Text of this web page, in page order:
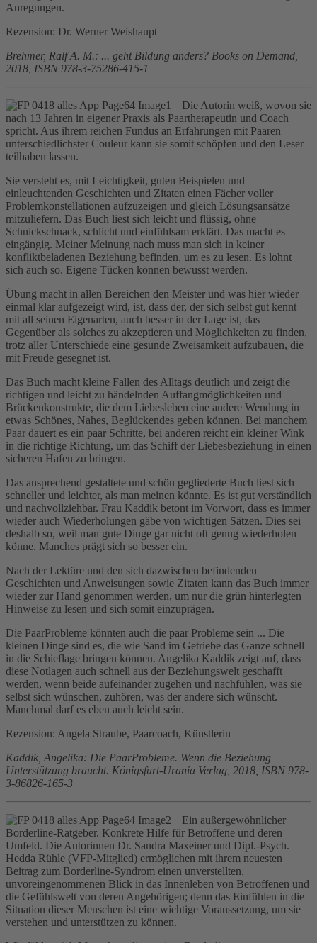
Anregungen.
Rezension: Dr. Werner Weishaupt
Brehmer, Ralf A. M.: ... geht Bildung anders? Books on Demand,
2018, ISBN 978-3-75286-415-1
Die Autorin weiß, wovon sie
nach 13 Jahren in eigener Praxis als Paartherapeutin und Coach
spricht. Aus ihrem reichen Fundus an Erfahrungen mit Paaren
unterschiedlichster Couleur kann sie somit schöpfen und den Leser
teilhaben lassen.
Sie versteht es, mit Leichtigkeit, guten Beispielen und
einleuchtenden Geschichten und Zitaten einen Fächer voller
Problemkonstellationen aufzuzeigen und gleich Lösungsansätze
mitzuliefern. Das Buch liest sich leicht und flüssig, ohne
Schnickschnack, schlicht und einfühlsam erklärt. Das macht es
eingängig. Meiner Meinung nach muss man sich in keiner
konfliktbeladenen Beziehung befinden, um es zu lesen. Es lohnt
sich auch so. Eigene Tücken können bewusst werden.
Übung macht in allen Bereichen den Meister und was hier wieder
einmal klar aufgezeigt wird, ist, dass der, der sich selbst gut kennt
mit all seinen Eigenarten, auch besser in der Lage ist, das
Gegenüber als solches zu akzeptieren und Möglichkeiten zu finden,
trotz aller Unterschiede eine gesunde Zweisamkeit aufzubauen, die
mit Freude gesegnet ist.
Das Buch macht kleine Fallen des Alltags deutlich und zeigt die
richtigen und leicht zu händelnden Auffangmöglichkeiten und
Brückenkonstrukte, die dem Liebesleben eine andere Wendung in
etwas Schönes, Nahes, Beglückendes geben können. Bei manchem
Paar dauert es ein paar Schritte, bei anderen reicht ein kleiner Wink
in die richtige Richtung, um das Schiff der Liebesbeziehung in einen
sicheren Hafen zu bringen.
Das ansprechend gestaltete und schön gegliederte Buch liest sich
schneller und leichter, als man meinen könnte. Es ist gut verständlich
und nachvollziehbar. Frau Kaddik betont im Vorwort, dass es immer
wieder auch Wiederholungen gäbe von wichtigen Sätzen. Dies sei
deshalb so, weil man gute Dinge gar nicht oft genug wiederholen
könne. Manches prägt sich so besser ein.
Nach der Lektüre und den sich dazwischen befindenden
Geschichten und Anweisungen sowie Zitaten kann das Buch immer
wieder zur Hand genommen werden, um nur die grün hinterlegten
Hinweise zu lesen und sich somit einzuprägen.
Die PaarProbleme könnten auch die paar Probleme sein ... Die
kleinen Dinge sind es, die wie Sand im Getriebe das Ganze schnell
in die Schieflage bringen können. Angelika Kaddik zeigt auf, dass
diese Notlagen auch schnell aus der Beziehungswelt geschafft
werden, wenn beide aufeinander zugehen und nachfühlen, was sie
selbst sich wünschen, zuhören, was der andere sich wünscht.
Manchmal darf es eben auch leicht sein.
Rezension: Angela Straube, Paarcoach, Künstlerin
Kaddik, Angelika: Die PaarProbleme. Wenn die Beziehung
Unterstützung braucht. Königsfurt-Urania Verlag, 2018, ISBN 978-
3-86826-165-3
Ein außergewöhnlicher
Borderline-Ratgeber. Konkrete Hilfe für Betroffene und deren
Umfeld. Die Autorinnen Dr. Sandra Maxeiner und Dipl.-Psych.
Hedda Rühle (VFP-Mitglied) ermöglichen mit ihrem neuesten
Beitrag zum Borderline-Syndrom einen unverstellten,
unvoreingenommenen Blick in das Innenleben von Betroffenen und
die Gefühlswelt von deren Angehörigen; denn das Einfühlen in die
Situation dieser Menschen ist eine wichtige Voraussetzung, um sie
verstehen und unterstützen zu können.